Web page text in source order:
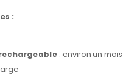
:
: environ un mois